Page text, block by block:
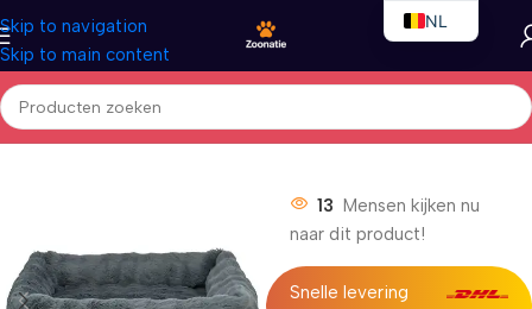
Skip to navigation
Skip to main content
Home/Honden/Hondenbedden
13 Mensen kijken nu
naar dit product!
Snelle levering
NL